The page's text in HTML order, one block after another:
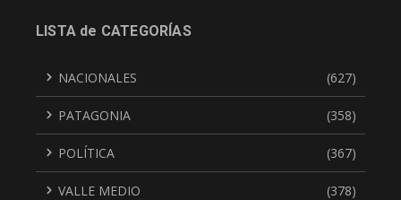
LISTA de CATEGORÍAS
NACIONALES (627)
PATAGONIA (358)
POLÍTICA (367)
VALLE MEDIO (378)